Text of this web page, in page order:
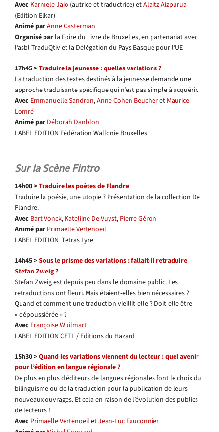
Avec Karmele Jaio (autrice et traductrice) etAlaitz Aizpurua
(Edition Elkar)
Animé parAnne Casterman
Organisé par la Foire du Livre de Bruxelles, en partenariat avec
l’asbl TraduQtiv et la Délégation du Pays Basque pour l’UE
17h45 >Traduire la jeunesse : quelles variations ?
La traduction des textes destinés à la jeunesse demande une
approche traduisante spécifique qui n’est pas simple à acquérir.
Avec Emmanuelle Sandron,Anne Cohen Beucheret Maurice
Lomré
Animé par Déborah Danblon
LABEL EDITION Fédération Wallonie Bruxelles
Sur la Scène Fintro
14h00 >Traduire les poètes de Flandre
Traduire la poésie, une utopie ? Présentation de la collection De
Flandre.
Avec Bart Vonck, Katelijne De Vuyst, Pierre Géron
Animé par Primaëlle Vertenoeil
LABEL EDITION Tetras Lyre
14h45 >Sous le prisme des variations : fallait-il retraduire
Stefan Zweig ?
Stefan Zweig est depuis peu dans le domaine public. Les
retraductions ont fleuri. Mais étaient-elles bien nécessaires ?
Quand et comment une traduction vieillit-elle ? Doit-elle être
« dépoussiérée » ?
Avec Françoise Wuilmart
LABEL EDITION CETL / Editions du Hazard
15h30 >Quand les variations viennent du lecteur : quel avenir
pour l’édition en langue régionale ?
De plus en plus d’éditeurs de langues régionales font le choix du
bilinguisme ou de la traduction pour la publication de leurs
nouveaux ouvrages. Et cela en raison de l’évolution des publics
de lecteurs !
Avec Primaelle Vertenoeil etJean-Luc Fauconnier